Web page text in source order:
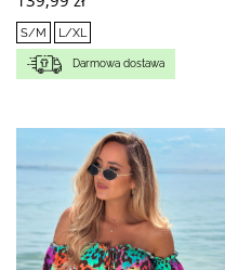
S/M L/XL
Darmowa dostawa